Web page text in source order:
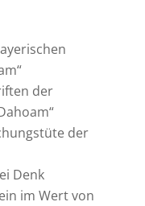
der
der
Denk
im Wert von